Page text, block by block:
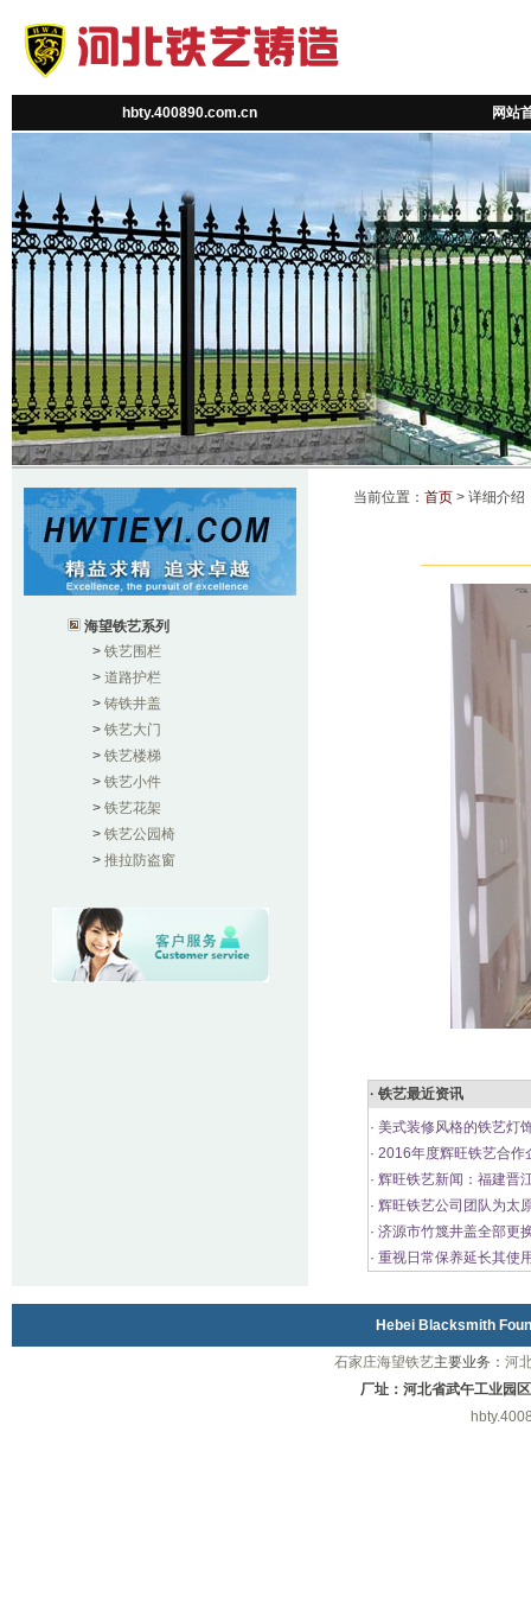
hbty.400890.com.cn 网站
海望铁艺系列
> 铁艺围栏
> 道路护栏
> 铸铁井盖
> 铁艺大门
> 铁艺楼梯
> 铁艺小件
> 铁艺花架
> 铁艺公园椅
> 推拉防盗窗
当前位置： 首页 > 详细介绍
· 铁艺最近资讯
· 美式装修风格的铁艺灯
· 2016年度辉旺铁艺合作
· 辉旺铁艺新闻：福建晋
· 辉旺铁艺公司团队为太
· 济源市竹篾井盖全部更
· 重视日常保养延长其使
Hebei Blacksmith
石家庄海望铁艺主要业务： 河
厂址：河北省武午工业园